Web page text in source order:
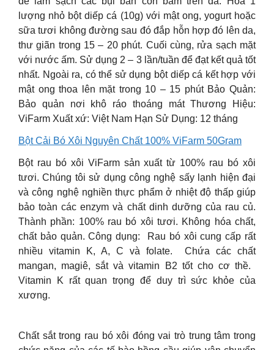
lượng nhỏ bột diếp cá (10g) với mật ong, yogurt hoặc
sữa tươi không đường sau đó đắp hỗn hợp đó lên da,
thư giãn trong 15 – 20 phút. Cuối cùng, rửa sạch mặt
với nước ấm. Sử dụng 2 – 3 lần/tuần để đạt kết quả tốt
nhất. Ngoài ra, có thể sử dụng bột diếp cá kết hợp với
mật ong thoa lên mặt trong 10 – 15 phút Bảo Quản:
Bảo quản nơi khô ráo thoáng mát Thương Hiệu:
ViFarm Xuất xứ: Việt Nam Hạn Sử Dụng: 12 tháng
Bột Cải Bó Xôi Nguyên Chất 100% ViFarm 50Gram
Bột rau bó xôi ViFarm sản xuất từ 100% rau bó xôi
tươi. Chúng tôi sử dụng công nghệ sấy lạnh hiện đại
và công nghệ nghiền thực phẩm ở nhiệt độ thấp giúp
bảo toàn các enzym và chất dinh dưỡng của rau củ.
Thành phần: 100% rau bó xôi tươi. Không hóa chất,
chất bảo quản. Công dụng: ️ Rau bó xôi cung cấp rất
nhiều vitamin K, A, C và folate. ️ Chứa các chất
mangan, magiê, sắt và vitamin B2 tốt cho cơ thề. ️
Vitamin K rất quan trọng để duy trì sức khỏe của
xương. ️
Chất sắt trong rau bó xôi đóng vai trò trung tâm trong